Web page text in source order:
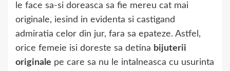
le face sa-si doreasca sa fie mereu cat mai
originale, iesind in evidenta si castigand
admiratia celor din jur, fara sa epateze. Astfel,
orice femeie isi doreste sa detina bijuterii
originale pe care sa nu le intalneasca cu usurinta